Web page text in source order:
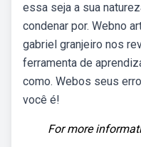
essa seja a sua
condenar por. Webno
gabriel granjeiro nos
ferramenta de
como. Webos seus
você é!
For more